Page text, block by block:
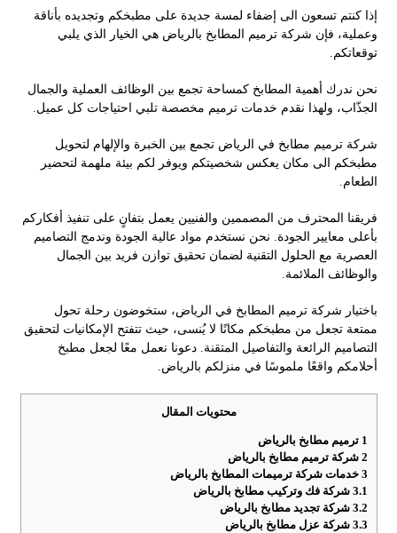
إذا كنتم تسعون الى إضفاء لمسة جديدة على مطبخكم وتجديده بأناقة
وعملية، فإن شركة ترميم المطابخ بالرياض هي الخيار الذي يلبي
توقعاتكم.
نحن ندرك أهمية المطابخ كمساحة تجمع بين الوظائف العملية والجمال
الجذّاب، ولهذا نقدم خدمات ترميم مخصصة تلبي احتياجات كل عميل.
شركة ترميم مطابخ في الرياض تجمع بين الخبرة والإلهام لتحويل
مطبخكم الى مكان يعكس شخصيتكم ويوفر لكم بيئة ملهمة لتحضير
الطعام.
فريقنا المحترف من المصممين والفنيين يعمل بتفانٍ على تنفيذ أفكاركم
بأعلى معايير الجودة. نحن نستخدم مواد عالية الجودة وندمج التصاميم
العصرية مع الحلول التقنية لضمان تحقيق توازن فريد بين الجمال
والوظائف الملائمة.
باختيار شركة ترميم المطابخ في الرياض، ستخوضون رحلة تحول
ممتعة تجعل من مطبخكم مكانًا لا يُنسى، حيث تتفتح الإمكانيات لتحقيق
التصاميم الرائعة والتفاصيل المتقنة. دعونا نعمل معًا لجعل مطبخ
أحلامكم واقعًا ملموسًا في منزلكم بالرياض.
محتويات المقال
1 ترميم مطابخ بالرياض
2 شركة ترميم مطابخ بالرياض
3 خدمات شركة ترميمات المطابخ بالرياض
3.1 شركة فك وتركيب مطابخ بالرياض
3.2 شركة تجديد مطابخ بالرياض
3.3 شركة عزل مطابخ بالرياض